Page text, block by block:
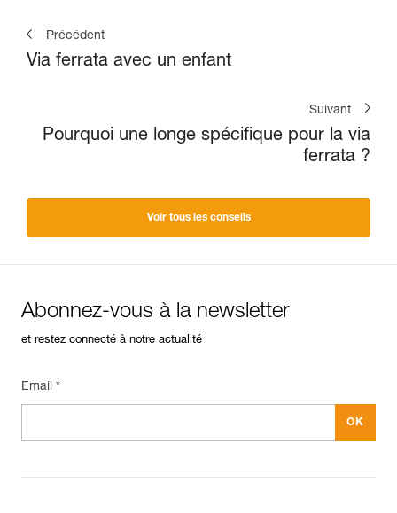
Précédent
Via ferrata avec un enfant
Suivant
Pourquoi une longe spécifique pour la via
ferrata ?
Voir tous les conseils
Abonnez-vous à la newsletter
et restez connecté à notre actualité
Email *